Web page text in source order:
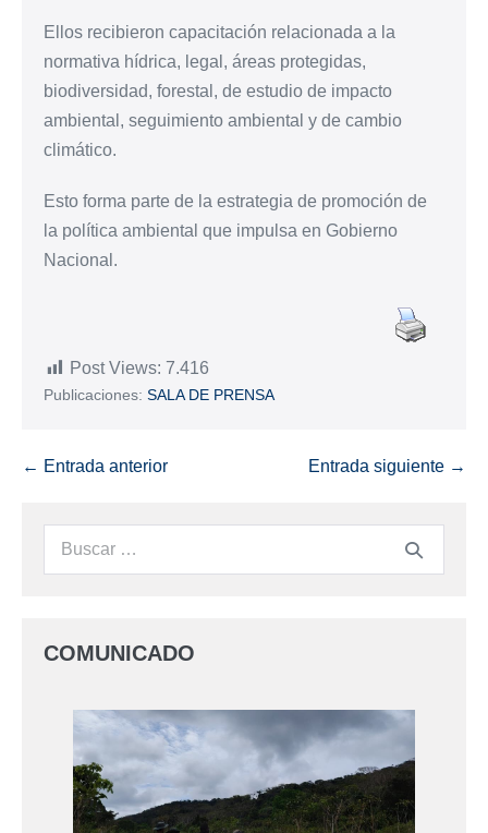
Ellos recibieron capacitación relacionada a la
normativa hídrica, legal, áreas protegidas,
biodiversidad, forestal, de estudio de impacto
ambiental, seguimiento ambiental y de cambio
climático.
Esto forma parte de la estrategia de promoción de
la política ambiental que impulsa en Gobierno
Nacional.
Post Views: 7.416
Publicaciones: SALA DE PRENSA
← Entrada anterior Entrada siguiente →
COMUNICADO